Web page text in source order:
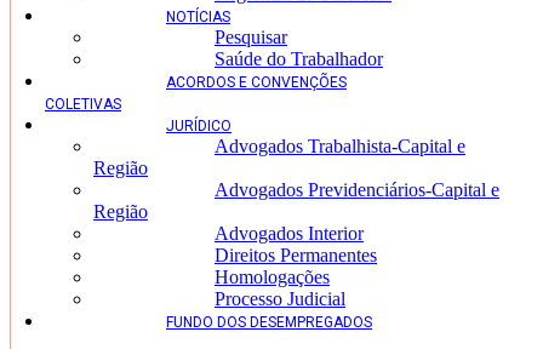
NOTÍCIAS
Pesquisar
Saúde do Trabalhador
ACORDOS E CONVENÇÕES
COLETIVAS
JURÍDICO
Advogados Trabalhista-Capital e
Região
Advogados Previdenciários-Capital e
Região
Advogados Interior
Direitos Permanentes
Homologações
Processo Judicial
FUNDO DOS DESEMPREGADOS